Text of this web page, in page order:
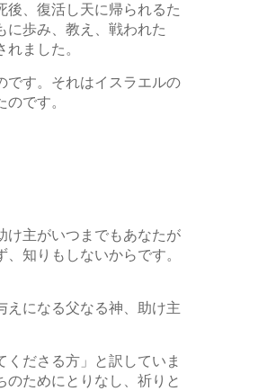
後、復活し天に帰られるた
に歩み、教え、戦われた
ました。
です。それはイスラエルの
です。
け主がいつまでもあなたが
知りもしないからです。
えになる父なる神、助け主
ださる方」と訳していま
ためにとりなし、祈りと